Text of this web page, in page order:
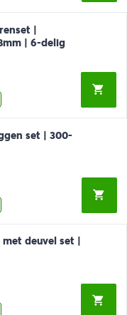
|
| 6-delig
set | 300-
met deuvel set |